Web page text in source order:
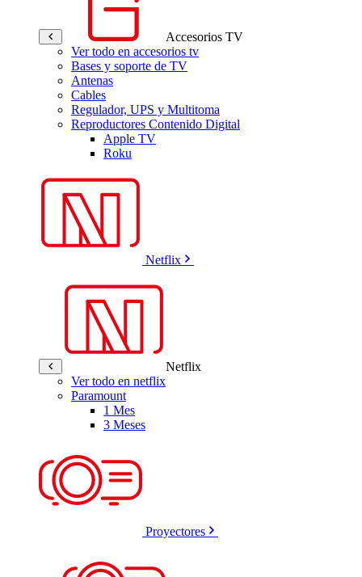
Accesorios TV
Ver todo en accesorios tv
Bases y soporte de TV
Antenas
Cables
Regulador, UPS y Multitoma
Reproductores Contenido Digital
Apple TV
Roku
Netflix
Netflix
Ver todo en netflix
Paramount
1 Mes
3 Meses
Proyectores